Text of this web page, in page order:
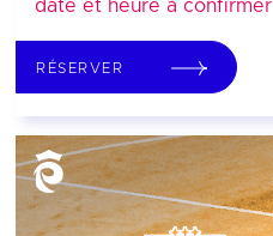
date et heure à confirmer
RÉSERVER